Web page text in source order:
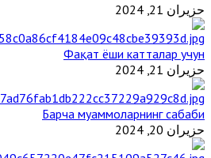
حزيران 21, 2024
Фақат ёши катталар учун
حزيران 21, 2024
Барча муаммоларнинг сабаби
حزيران 20, 2024